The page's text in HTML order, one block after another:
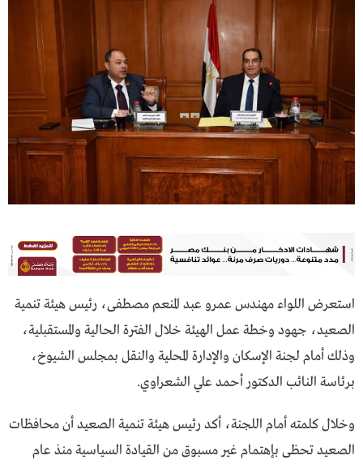
استعرض اللواء مهندس عمرو عبد المنعم مصطفى، رئيس هيئة تنمية
الصعيد، جهود وخطة عمل الهيئة خلال الفترة الحالية والمستقبلية،
وذلك أمام لجنة الإسكان والإدارة المحلية والنقل بمجلس الشيوخ،
برئاسة النائب الدكتور أحمد علي الشعراوي.
وخلال كلمته أمام اللجنة، أكد رئيس هيئة تنمية الصعيد أن محافظات
الصعيد تحظى بإهتمام غير مسبوق من القيادة السياسية منذ عام